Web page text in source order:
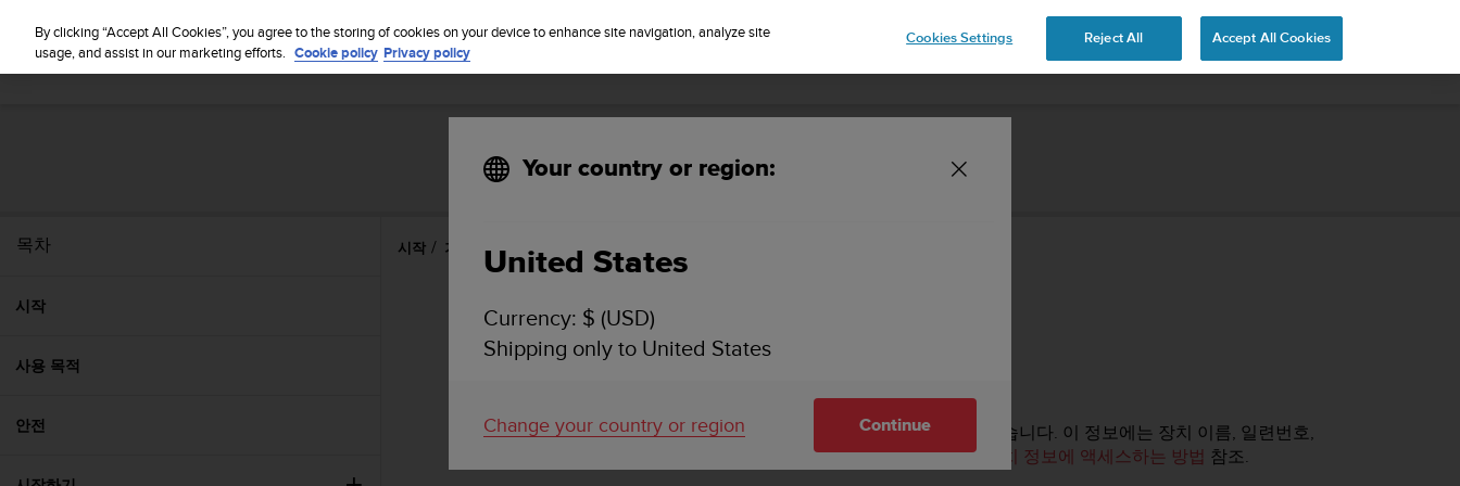
SUUNTO EON STEEL BLACK 사용 설명서 3.0
목차
시작
사용 목적
안전
시작 기능 장치 정보
Suunto EON Steel Black장치 관련 정보를 내 장치에서 찾을 수 있습니다. 이 정보에는 장치 이름, 일련번호,
소프트웨어 및 하드웨어 버전 및 무선 준수 정보가 포함됩니다.
장치 정보에 액세스하는 방법 참조.
Your country or region:
United States
Currency: $ (USD)
Shipping only to United States
Change your country or region Continue
By clicking “Accept All Cookies”, you agree to the storing of cookies on your device to enhance site navigation, analyze site
usage, and assist in our marketing efforts. Cookie policy Privacy policy
Cookies Settings Reject All Accept All Cookies